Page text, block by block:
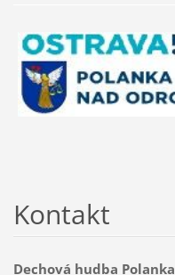
Kontakt
Dechová hudba Polanka